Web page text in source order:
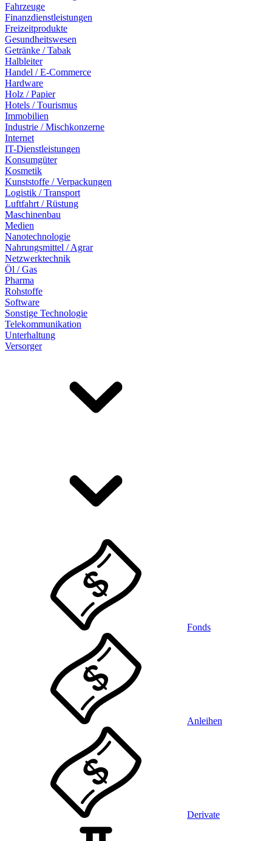
Fahrzeuge
Finanzdienstleistungen
Freizeitprodukte
Gesundheitswesen
Getränke / Tabak
Halbleiter
Handel / E-Commerce
Hardware
Holz / Papier
Hotels / Tourismus
Immobilien
Industrie / Mischkonzerne
Internet
IT-Dienstleistungen
Konsumgüter
Kosmetik
Kunststoffe / Verpackungen
Logistik / Transport
Luftfahrt / Rüstung
Maschinenbau
Medien
Nanotechnologie
Nahrungsmittel / Agrar
Netzwerktechnik
Öl / Gas
Pharma
Rohstoffe
Software
Sonstige Technologie
Telekommunikation
Unterhaltung
Versorger
Fonds
Anleihen
Derivate